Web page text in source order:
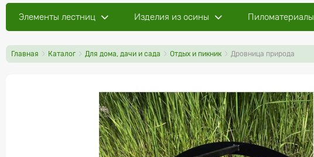
Элементы лестниц Изделия из осины Пиломатериалы
Главная Каталог Для дома, дачи и сада Отдых и пикник Дровница природа